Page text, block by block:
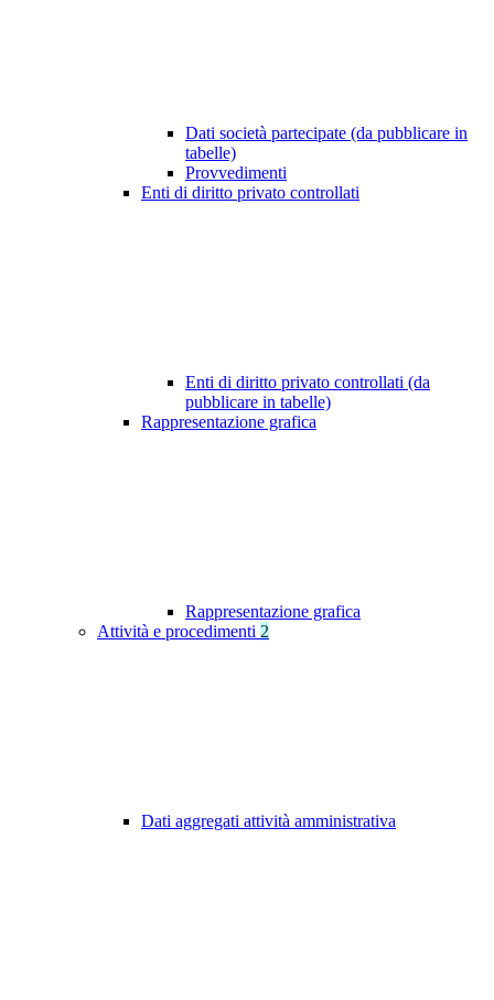
Dati società partecipate (da pubblicare in
tabelle)
Provvedimenti
Enti di diritto privato controllati
Enti di diritto privato controllati (da
pubblicare in tabelle)
Rappresentazione grafica
Rappresentazione grafica
Attività e procedimenti 2
Dati aggregati attività amministrativa